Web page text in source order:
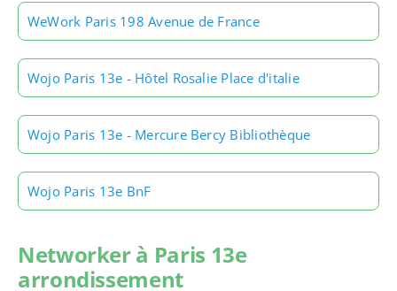
WeWork Paris 198 Avenue de France
Wojo Paris 13e - Hôtel Rosalie Place d'italie
Wojo Paris 13e - Mercure Bercy Bibliothèque
Wojo Paris 13e BnF
Networker à Paris 13e
arrondissement